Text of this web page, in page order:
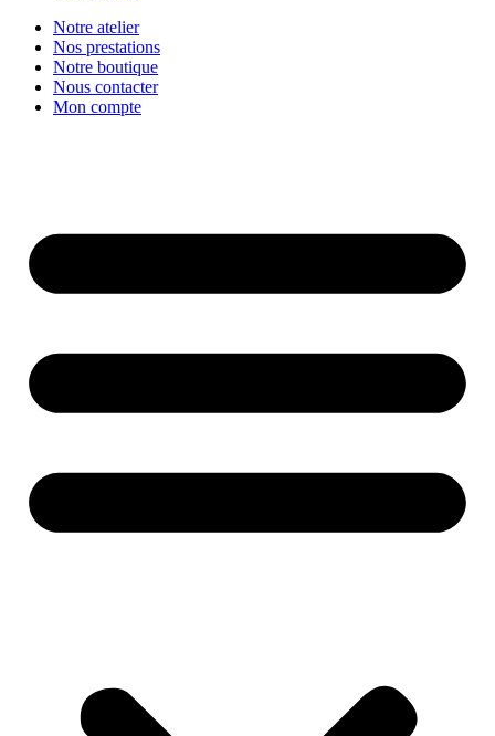
Notre atelier
Nos prestations
Notre boutique
Nous contacter
Mon compte